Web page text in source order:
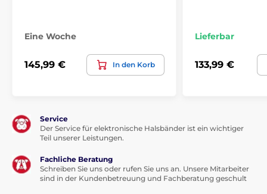
Eine Woche
145,99 € In den Korb
Lieferbar
133,99 €
Service
Der Service für elektronische Halsbänder ist ein wichtiger
Teil unserer Leistungen.
Fachliche Beratung
Schreiben Sie uns oder rufen Sie uns an. Unsere Mitarbeiter
sind in der Kundenbetreuung und Fachberatung geschult